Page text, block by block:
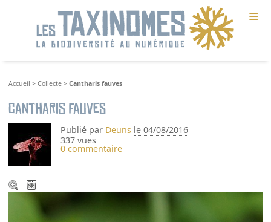
≡
Accueil >Collecte >Cantharis fauves
Cantharis fauves
Publié par Deuns le 04/08/2016
337 vues
0 commentaire